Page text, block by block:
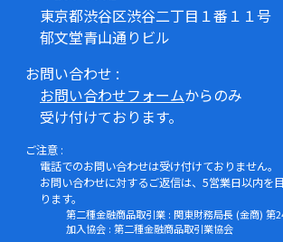
東京都渋谷区渋谷二丁目１番１１号
郁文堂青山通りビル
お問い合わせ :
お問い合わせフォームからのみ
受け付けております。
ご注意 :
電話でのお問い合わせは受け付けておりません。
お問い合わせに対するご返信は、5営業日以内を
ります。
第二種金融商品取引業 : 関東財務局長 (金商) 第
加入協会 : 第二種金融商品取引業協会